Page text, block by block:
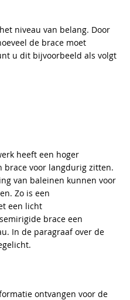
niveau van belang. Door
de brace moet
u dit bijvoorbeeld als volgt
heeft een hoger
brace voor langdurig zitten.
van baleinen kunnen voor
Zo is een
een licht
brace een
In de paragraaf over de
ontvangen voor de